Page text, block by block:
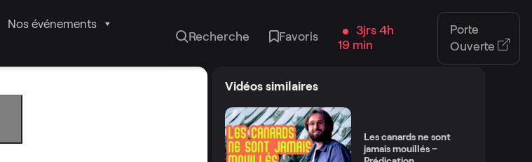
Nos événements
Recherche Favoris
3jrs 4h
19 min
Porte
Ouverte
Vidéos similaires
Les canards ne sont
jamais mouillés –